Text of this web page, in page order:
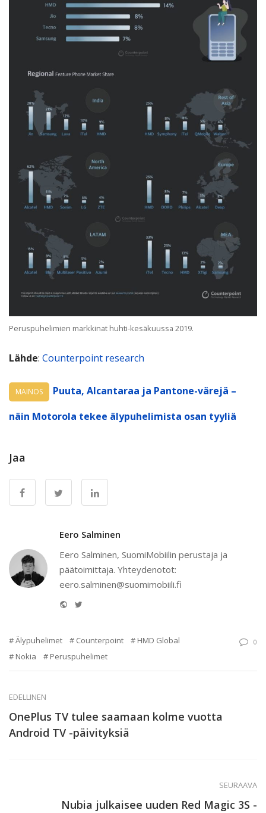
Peruspuhelimien markkinat huhti-kesäkuussa 2019.
Lähde: Counterpoint research
MAINOS
Puuta, Alcantaraa ja Pantone-värejä –
näin Motorola tekee älypuhelimista osan tyyliä
Jaa
Eero Salminen
Eero Salminen, SuomiMobiilin perustaja ja
päätoimittaja. Yhteydenotot:
eero.salminen@suomimobiili.fi
Website
Älypuhelimet Counterpoint
HMD Global
Nokia
Peruspuhelimet
0
EDELLINEN
OnePlus TV tulee saamaan kolme vuotta
Android TV -päivityksiä
SEURAAVA
Nubia julkaisee uuden Red Magic 3S -